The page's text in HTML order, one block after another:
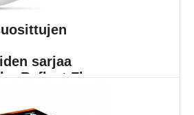
sarjaa
Reflect Flow